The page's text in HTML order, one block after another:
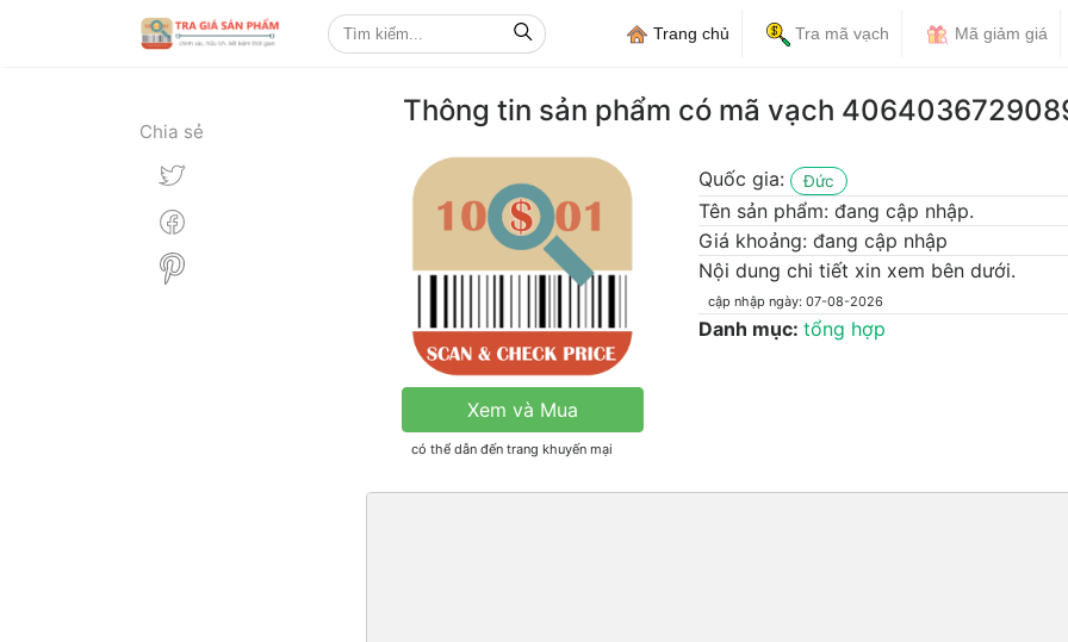
Trang chủ Tra mã vạch Mã giảm giá
Chia sẻ
Thông tin sản phẩm có mã vạch
Xem và Mua
có thể dẫn đến trang khuyến mại
Quốc gia: Đức
Tên sản phẩm:đang cập nhập.
Giá khoảng: đang cập nhập
Nội dung chi tiết xin xem bên dưới.
cập nhập ngày: 07-08-2026
Danh mục:tổng hợp